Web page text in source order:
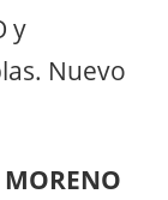
y
Nuevo